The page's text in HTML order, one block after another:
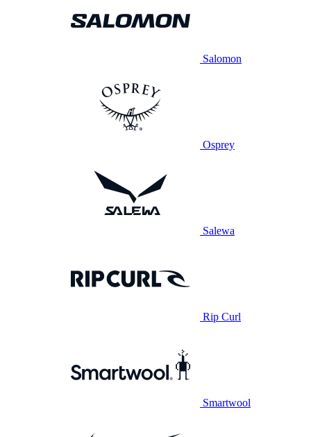
Salomon
Osprey
Salewa
Rip Curl
Smartwool